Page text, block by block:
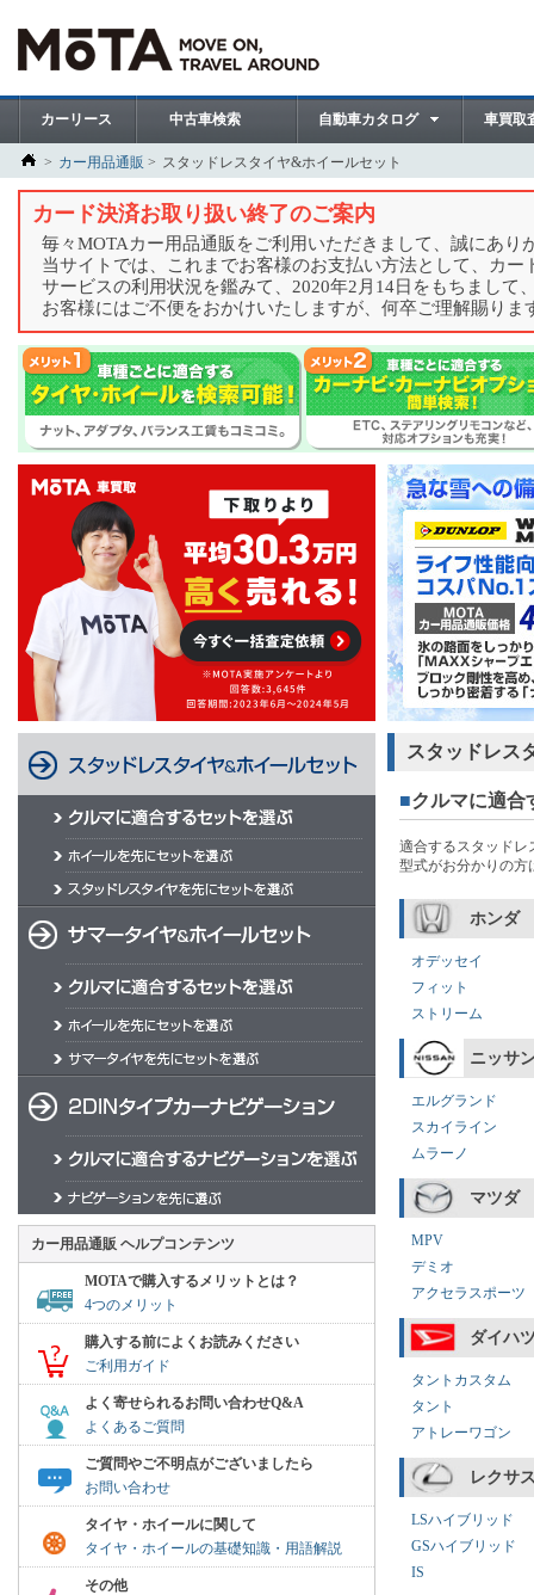
カーリース 中古車検索 自動車カタログ 車買取
カー用品通販 スタッドレスタイヤ&ホイールセット
カード決済お取り扱い終了のご案内
毎々MOTAカー用品通販をご利用いただきまして、誠にあり
当サイトでは、これまでお客様のお支払い方法として、カ
サービスの利用状況を鑑みて、2020年2月14日をもちまし
お客様にはご不便をおかけいたしますが、何卒ご理解賜りま
カー用品通販 ヘルプコンテンツ
MOTAで購入するメリットとは？
4つのメリット
購入する前によくお読みください
ご利用ガイド
よく寄せられるお問い合わせQ&A
よくあるご質問
ご質問やご不明点がございましたら
お問い合わせ
タイヤ・ホイールに関して
タイヤ・ホイールの基礎知識・用語解説
その他
スタッドレス
■クルマに適合
適合するスタッドレ
型式がお分かりの
ホンダ
オデッセイ
フィット
ストリーム
ニッサ
エルグランド
スカイライン
ムラーノ
マツダ
MPV
デミオ
アクセラスポーツ
ダイハ
タントカスタム
タント
アトレーワゴン
レクサ
LSハイブリッド
GSハイブリッド
IS